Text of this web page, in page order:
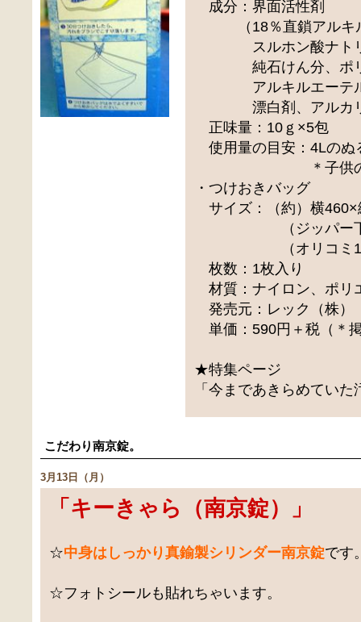
成分：界面活性剤
（18％直鎖アルキ
スルホン酸ナトリ
純石けん分、ポリ
アルキルエーテ
漂白剤、アルカリ
正味量：10ｇ×5包
使用量の目安：4Lのぬ
＊子供の靴（
・つけおきバッグ
サイズ：（約）横460×
（ジッパー下
（オリコミ
枚数：1枚入り
材質：ナイロン、ポリ
発売元：レック（株）
単価：590円＋税（＊
★特集ページ
「今まであきらめてい
こだわり南京錠。
3月13日（月）
「 キーきゃら（南京錠） 」
☆中身はしっかり真鍮製シリンダー南京錠です
☆フォトシールも貼れちゃいます。